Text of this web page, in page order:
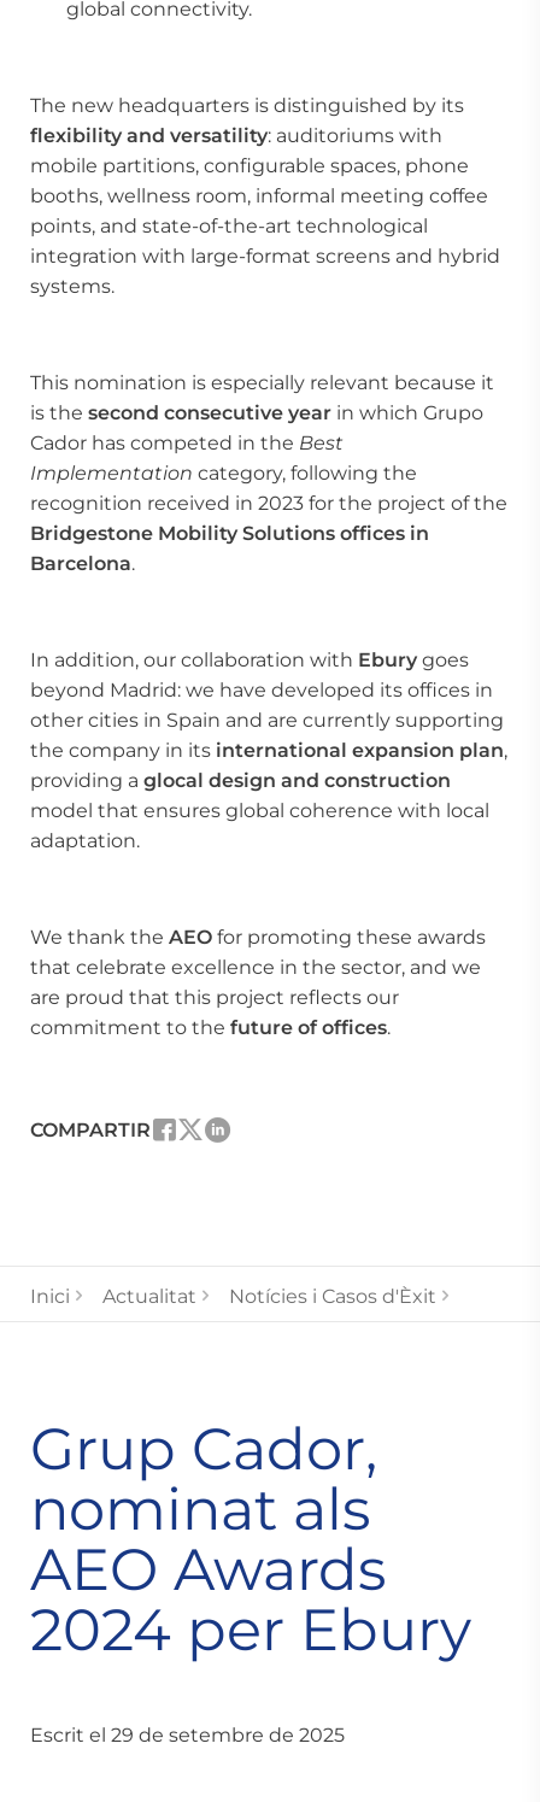
global connectivity.
The new headquarters is distinguished by its
flexibility and versatility: auditoriums with
mobile partitions, configurable spaces, phone
booths, wellness room, informal meeting coffee
points, and state-of-the-art technological
integration with large-format screens and hybrid
systems.
This nomination is especially relevant because it
is the second consecutive year in which Grupo
Cador has competed in the Best
Implementation category, following the
recognition received in 2023 for the project of the
Bridgestone Mobility Solutions offices in
Barcelona.
In addition, our collaboration with Ebury goes
beyond Madrid: we have developed its offices in
other cities in Spain and are currently supporting
the company in its international expansion plan,
providing a glocal design and construction
model that ensures global coherence with local
adaptation.
We thank the AEO for promoting these awards
that celebrate excellence in the sector, and we
are proud that this project reflects our
commitment to the future of offices.
COMPARTIR
Inici Actualitat Notícies i Casos d'Èxit
Grup Cador,
nominat als
AEO Awards
2024 per Ebury
Escrit el 29 de setembre de 2025